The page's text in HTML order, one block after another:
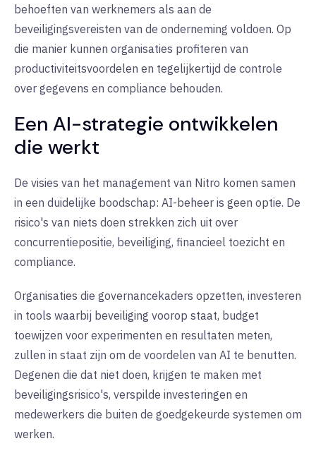
behoeften van werknemers als aan de
beveiligingsvereisten van de onderneming voldoen. Op
die manier kunnen organisaties profiteren van
productiviteitsvoordelen en tegelijkertijd de controle
over gegevens en compliance behouden.
Een AI-strategie ontwikkelen
die werkt
De visies van het management van Nitro komen samen
in een duidelijke boodschap: AI-beheer is geen optie. De
risico's van niets doen strekken zich uit over
concurrentiepositie, beveiliging, financieel toezicht en
compliance.
Organisaties die governancekaders opzetten, investeren
in tools waarbij beveiliging voorop staat, budget
toewijzen voor experimenten en resultaten meten,
zullen in staat zijn om de voordelen van AI te benutten.
Degenen die dat niet doen, krijgen te maken met
beveiligingsrisico's, verspilde investeringen en
medewerkers die buiten de goedgekeurde systemen om
werken.